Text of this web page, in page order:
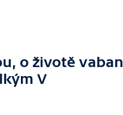
o životě
V